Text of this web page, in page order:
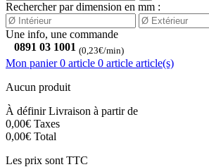
Rechercher par dimension en mm :
Une info, une commande
0891 03 1001 (0,23€/min)
Mon panier 0 article 0 article article(s)
Aucun produit
À définirLivraison à partir de
0,00€ Taxes
0,00€ Total
Les prix sont TTC